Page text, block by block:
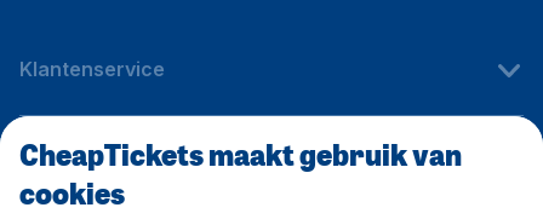
Klantenservice
CheapTickets.be
CheapTickets maakt gebruik van
cookies